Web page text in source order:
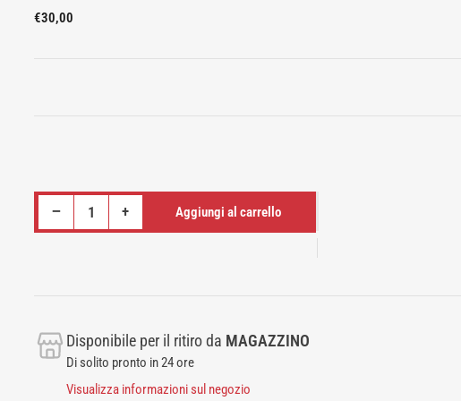
Prezzo
€30,00
−Riduci quantità per TRAZY BAR 70 CM DORSALI IMPUGNATURA METALLO LAT MACHINE +Aumenta quantità per TRAZY BAR 70 CM DORSALI IMPUGNATURA METALLO LAT MACHINEAggiungi al carrello
Disponibile per il ritiro da MAGAZZINO
Di solito pronto in 24 ore
Visualizza informazioni sul negozio